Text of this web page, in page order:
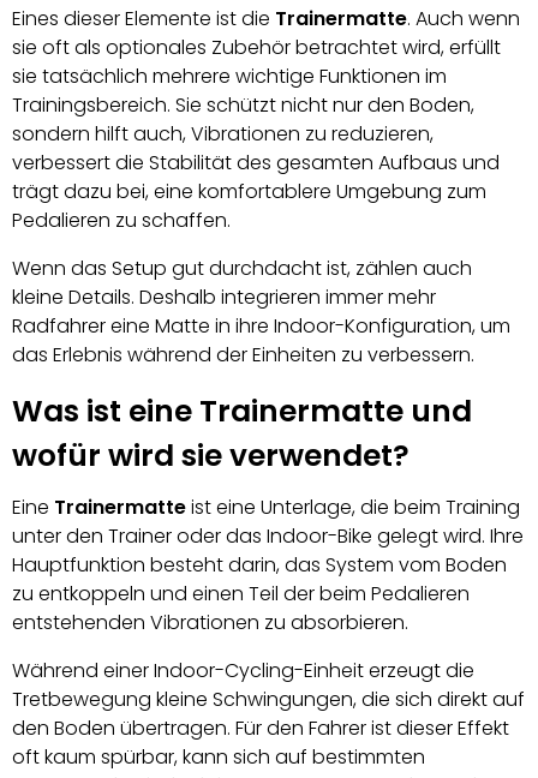
Eines dieser Elemente ist die Trainermatte. Auch wenn
sie oft als optionales Zubehör betrachtet wird, erfüllt
sie tatsächlich mehrere wichtige Funktionen im
Trainingsbereich. Sie schützt nicht nur den Boden,
sondern hilft auch, Vibrationen zu reduzieren,
verbessert die Stabilität des gesamten Aufbaus und
trägt dazu bei, eine komfortablere Umgebung zum
Pedalieren zu schaffen.
Wenn das Setup gut durchdacht ist, zählen auch
kleine Details. Deshalb integrieren immer mehr
Radfahrer eine Matte in ihre Indoor-Konfiguration, um
das Erlebnis während der Einheiten zu verbessern.
Was ist eine Trainermatte und
wofür wird sie verwendet?
Eine Trainermatteist eine Unterlage, die beim Training
unter den Trainer oder das Indoor-Bike gelegt wird. Ihre
Hauptfunktion besteht darin, das System vom Boden
zu entkoppeln und einen Teil der beim Pedalieren
entstehenden Vibrationen zu absorbieren.
Während einer Indoor-Cycling-Einheit erzeugt die
Tretbewegung kleine Schwingungen, die sich direkt auf
den Boden übertragen. Für den Fahrer ist dieser Effekt
oft kaum spürbar, kann sich auf bestimmten